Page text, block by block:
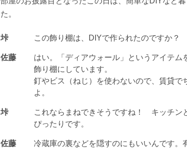
た。
垰 この飾り棚は、DIYで作られたのですか？
佐藤
はい。「ディアウォール」というアイテム
飾り棚にしています。
釘やビス（ねじ）を使わないので、賃貸で
よ。
垰
これならまねできそうですね！ キッチン
ぴったりです。
佐藤
冷蔵庫の裏などを隠すのにもいいんです。